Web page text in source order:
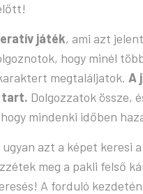
játék, ami azt
hogy minél
megtaláljatok. A
tart. Dolgozzatok össze,
mindenki időben
azt a képet keresi
meg a pakli felső
A forduló